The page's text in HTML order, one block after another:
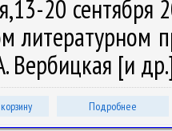
20 сентября
литературном
Вербицкая [и
Подробнее